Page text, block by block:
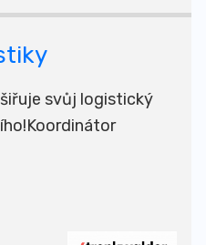
svůj logistický